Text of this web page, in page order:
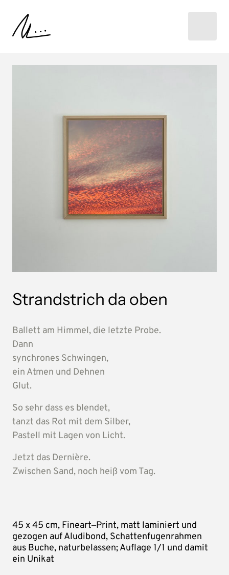
Strandstrich da oben
Ballett am Himmel, die letzte Probe.
Dann
synchrones Schwingen,
ein Atmen und Dehnen
Glut.
So sehr dass es blendet,
tanzt das Rot mit dem Silber,
Pastell mit Lagen von Licht.
Jetzt das Dernière.
Zwischen Sand, noch heiß vom Tag.
45 x 45 cm, Fineart‒Print, matt laminiert
gezogen auf Aludibond,
aus Buche, naturbelassen; Auflage 1/1 und
ein Unikat